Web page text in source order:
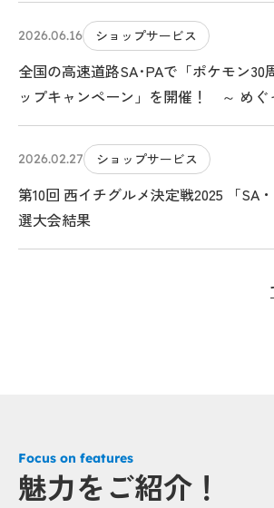
2026.06.16 ショップサービス
全国の高速道路SA･PAで「ポケモン30
ップキャンペーン」を開催！ ～ めぐ
ポケモンサービスエリアのたび ～
2026.02.27 ショップサービス
第10回 西イチグルメ決定戦2025 「SA
選大会結果
Focus on features
魅力をご紹介！